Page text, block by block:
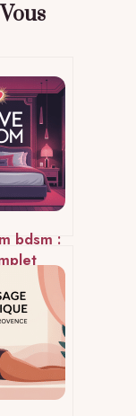
bdsm :
escapade
toute